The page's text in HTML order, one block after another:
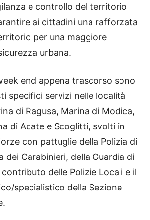
e controllo del territorio
ai cittadini una rafforzata
per una maggiore
urbana.
end appena trascorso sono
specifici servizi nelle località
di Ragusa, Marina di Modica,
di Acate e Scoglitti, svolti in
con pattuglie della Polizia di
dei Carabinieri, della Guardia di
delle Polizie Locali e il
specialistico della Sezione